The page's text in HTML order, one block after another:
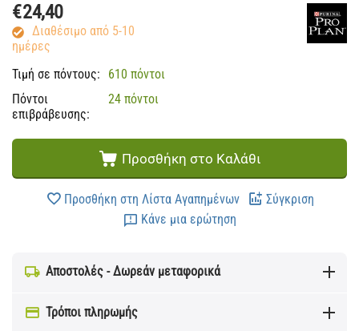
€24,40
Διαθέσιμο από 5-10
ημέρες
Τιμή σε πόντους:
610 πόντοι
Πόντοι
επιβράβευσης:
24 πόντοι
Προσθήκη στο Καλάθι
Προσθήκη στη Λίστα Αγαπημένων
Σύγκριση
Κάνε μια ερώτηση
Αποστολές - Δωρεάν μεταφορικά
Τρόποι πληρωμής